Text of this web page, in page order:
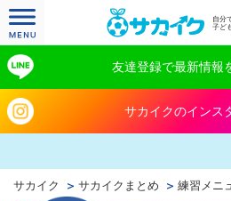
自分
子ど
友達登録で最新情報
サカイクのインス
サカイク サカイクまとめ 練習メニ